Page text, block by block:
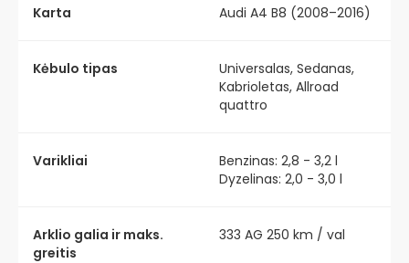
Karta Audi A4 B8 (2008–2016)
Kėbulo tipas
Universalas, Sedanas,
Kabrioletas, Allroad
quattro
Varikliai
Benzinas: 2,8 - 3,2 l
Dyzelinas: 2,0 - 3,0 l
Arklio galia ir maks.
greitis
333 AG 250 km / val